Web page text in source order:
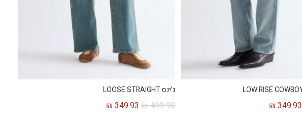
₪ 349.93
ג’ינס LOOSE STRAIGHT
₪499.90
₪ 349.93